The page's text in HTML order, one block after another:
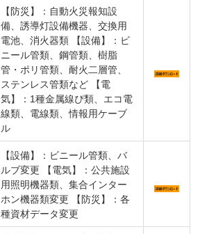
【防災】：自動火災報知設
備、誘導灯設備機器、交換用
電池、消火器類 【設備】：ビ
ニール管類、鋼管類、樹脂
管・ポリ管類、耐火二層管、
ステンレス管類など 【電
気】：1種金属線ぴ類、エコ電
線類、電線類、情報用ケーブ
ル
【設備】：ビニール管類、バ
ルブ変更 【電気】：公共施設
用照明機器類、集合インター
ホン機器類変更 【防災】：各
種資材データ変更